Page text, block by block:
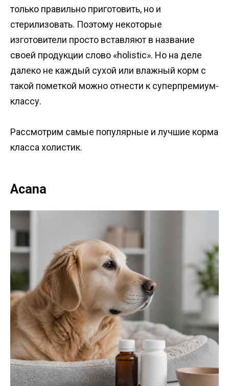
только правильно приготовить, но и
стерилизовать. Поэтому некоторые
изготовители просто вставляют в название
своей продукции слово «holistic». Но на деле
далеко не каждый сухой или влажный корм с
такой пометкой можно отнести к суперпремиум-
классу.
Рассмотрим самые популярные и лучшие корма
класса холистик.
Acana